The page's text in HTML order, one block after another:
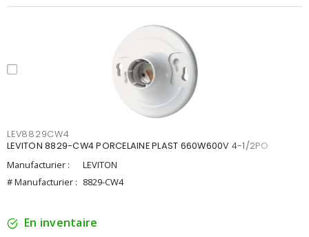
LEV8829CW4
LEVITON 8829-CW4 PORCELAINE PLAST 660W600V 4-1/2PO
Manufacturier :
LEVITON
# Manufacturier : 8829-CW4
En inventaire